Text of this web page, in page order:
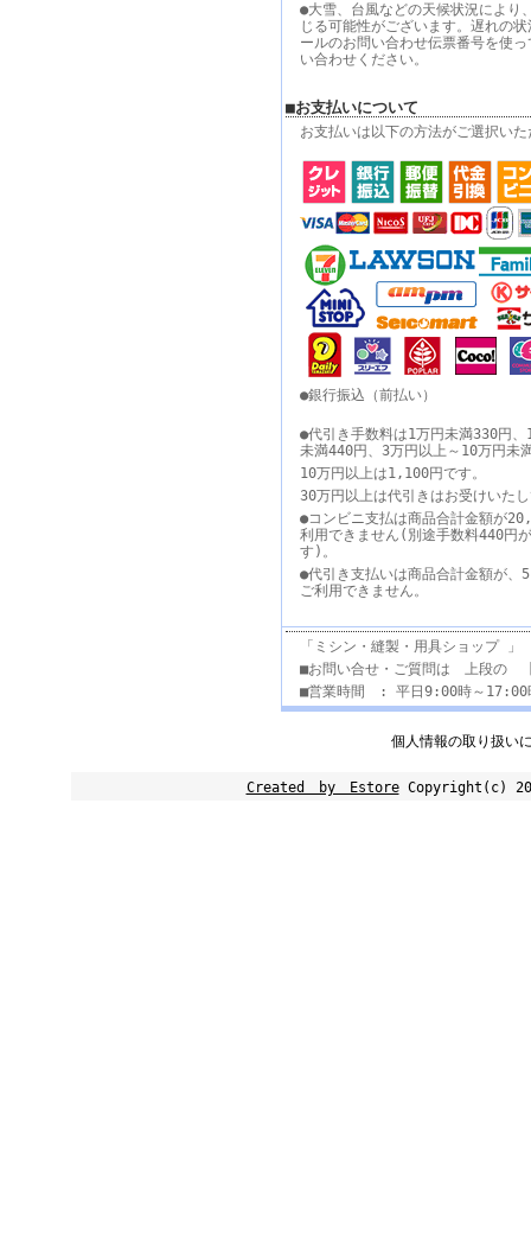
●大雪、台風などの天候状況により
じる可能性がございます。遅れの
ールのお問い合わせ伝票番号を使
い合わせください。
■お支払いについて
お支払いは以下の方法がご選択い
●銀行振込（前払い）
●代引き手数料は1万円未満330円
未満440円、3万円以上～10万円未
10万円以上は1,100円です。
30万円以上は代引きはお受けいた
●コンビニ支払は商品合計金額が
利用できません(別途手数料440円
す)。
●代引き支払いは商品合計金額が、
ご利用できません。
「ミシン・縫製・用具ショップ 」
■お問い合せ・ご質問は 上段の
■営業時間 : 平日9:00時～17:00
個人情報の取り扱い
Created by EstoreCopyright(c)